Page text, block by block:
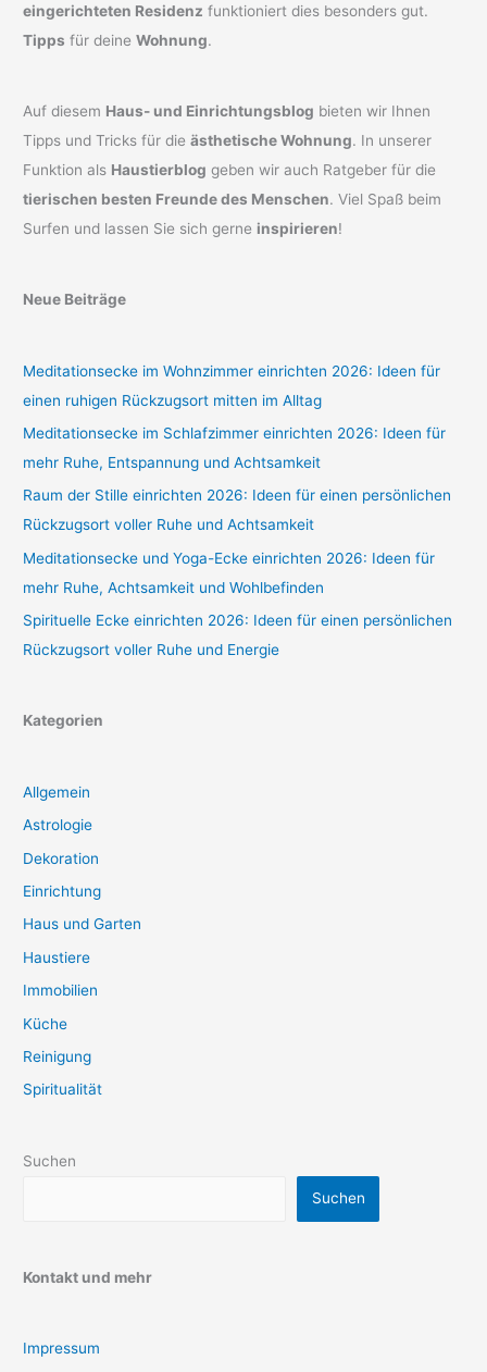
eingerichteten Residenz funktioniert dies besonders gut.
Tipps für deineWohnung.
Auf diesem Haus- und Einrichtungsblog bieten wir Ihnen
Tipps und Tricks für dieästhetische Wohnung. In unserer
Funktion als Haustierblog geben wir auch Ratgeber für die
tierischen besten Freunde des Menschen. Viel Spaß beim
Surfen und lassen Sie sich gerne inspirieren!
Neue Beiträge
Meditationsecke im Wohnzimmer einrichten 2026: Ideen für
einen ruhigen Rückzugsort mitten im Alltag
Meditationsecke im Schlafzimmer einrichten 2026: Ideen für
mehr Ruhe, Entspannung und Achtsamkeit
Raum der Stille einrichten 2026: Ideen für einen persönlichen
Rückzugsort voller Ruhe und Achtsamkeit
Meditationsecke und Yoga-Ecke einrichten 2026: Ideen für
mehr Ruhe, Achtsamkeit und Wohlbefinden
Spirituelle Ecke einrichten 2026: Ideen für einen persönlichen
Rückzugsort voller Ruhe und Energie
Kategorien
Allgemein
Astrologie
Dekoration
Einrichtung
Haus und Garten
Haustiere
Immobilien
Küche
Reinigung
Spiritualität
Suchen
Suchen
Kontakt und mehr
Impressum